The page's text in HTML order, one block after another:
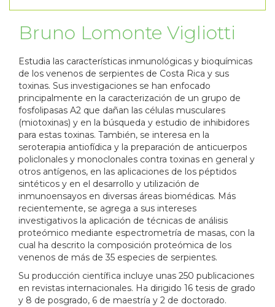
Bruno Lomonte Vigliotti
Estudia las características inmunológicas y bioquímicas
de los venenos de serpientes de Costa Rica y sus
toxinas. Sus investigaciones se han enfocado
principalmente en la caracterización de un grupo de
fosfolipasas A2 que dañan las células musculares
(miotoxinas) y en la búsqueda y estudio de inhibidores
para estas toxinas. También, se interesa en la
seroterapia antiofídica y la preparación de anticuerpos
policlonales y monoclonales contra toxinas en general y
otros antígenos, en las aplicaciones de los péptidos
sintéticos y en el desarrollo y utilización de
inmunoensayos en diversas áreas biomédicas. Más
recientemente, se agrega a sus intereses
investigativos la aplicación de técnicas de análisis
proteómico mediante espectrometría de masas, con la
cual ha descrito la composición proteómica de los
venenos de más de 35 especies de serpientes.
Su producción científica incluye unas 250 publicaciones
en revistas internacionales. Ha dirigido 16 tesis de grado
y 8 de posgrado, 6 de maestría y 2 de doctorado.